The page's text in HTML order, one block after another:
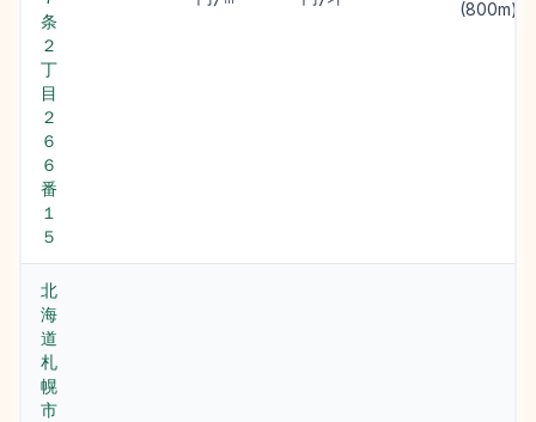
条
２
丁
目
２
６
６
番
１
５
(800m)
北
海
道
札
幌
市